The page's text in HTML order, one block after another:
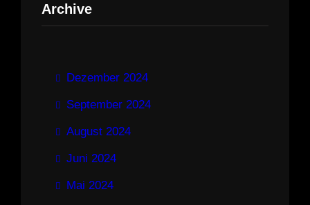
Archive
Dezember 2024
September 2024
August 2024
Juni 2024
Mai 2024